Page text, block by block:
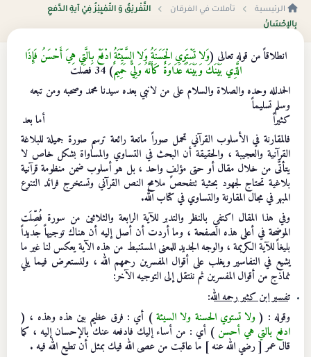
الرئيسية تأملات في الفرقان
التَّفْريْقُ وَ التّمْيِيْزُ فِيْ آيةِ الدَّفعِ
بِالإحْسَانْ
انطلاقاً من قوله تعالى (وَلا تَسْتَوِي الْحَسَنَةُ وَلا السَّيِّئَةُ ادْفَعْ بِالَّتِي هِيَ أَحْسَنُ فَإِذَا
الَّذِي بَيْنَكَ وَبَيْنَهُ عَدَاوَةٌ كَأَنَّهُ وَلِيٌّ حَمِيمٌ) 34 فصلت
الحمدلله وحده والصلاة والسلام على من لانبي بعده سيدنا محمد وصحبه ومن تبعه
وسلم تسليماً
كثيراً أما بعد
فالمقارنة في الأسلوب القرآني تحمل صوراً ماتعة رائعة ترسم صورة جميلة للبلاغة
القرآنية والعجيبة ، والحقيقة أن البحث في التساوي والمساواة بشكل خاص لا
يتأتَّى من خلال مقال أو حتى مؤلفٍ واحد ، بل هو أسلوب ضمن منظومة قرآنية
بلاغية تحتاج لجهود بحثية تتفحص ملامح النص القرآني وتستخرج فرائد التنوع
المبهر في مجال المقارنة والتساوي في كتاب الله.
وفي هذا المقال اكتفي بالنظر والتدبر للآية الرابعة والثلاثين من سورة فُصِّلَت
الموضحة في أعلى هذه الصفحة ، وما أردت أن أصل إليه أن هناك توجيهاً جديداً
بليغاً للآية الكريمة ، والوجه الجديد للمعنى المستنبط من هذه الآية يعكس لنا غير ما
يشيع في التفاسير ويغلب على أقوال المفسرين رحمهم الله ، ولنستعرض فيما يلي
نماذج من أقوال المفسرين ثم ننتقل إلى التوجيه الآخر:
تفسير ابن كثير رحمه الله:
وقوله : (ولا تستوي الحسنة ولا السيئة) أي : فرق عظيم بين هذه وهذه ، (
ادفع بالتي هي أحسن ) أي : من أساء إليك فادفعه عنك بالإحسان إليه ، كما
قال عمر [ رضي الله عنه ] ما عاقبت من عصى الله فيك بمثل أن تطيع الله فيه .